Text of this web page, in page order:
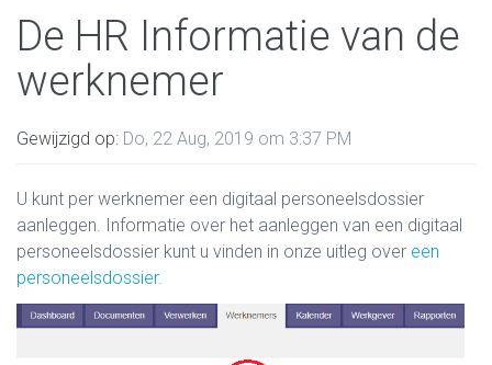
De HR Informatie van de
werknemer
Gewijzigd op: Do, 22 Aug, 2019 om 3:37 PM
U kunt per werknemer een digitaal personeelsdossier
aanleggen. Informatie over het aanleggen van een digitaal
personeelsdossier kunt u vinden in onze uitleg over een
personeelsdossier.